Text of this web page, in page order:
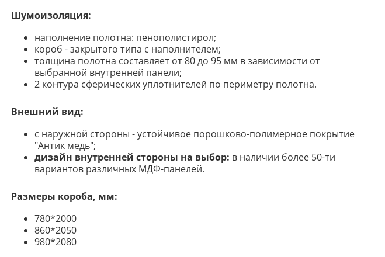
Шумоизоляция:
наполнение полотна: пенополистирол;
короб - закрытого типа с наполнителем;
толщина полотна составляет от 80 до 95 мм в зависимости от
выбранной внутренней панели;
2 контура сферических уплотнителей по периметру полотна.
Внешний вид:
с наружной стороны - устойчивое порошково-полимерное покрытие
"Антик медь";
дизайн внутренней стороны на выбор: в наличии более 50-ти
вариантов различных МДФ-панелей.
Размеры короба, мм:
780*2000
860*2050
980*2080